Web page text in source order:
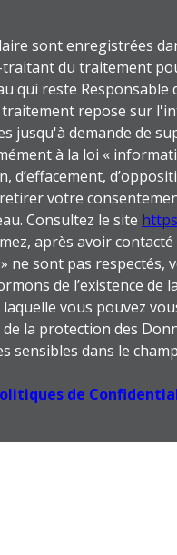
sont enregistrées
du traitement
qui reste Responsable
repose sur
jusqu'à demande de
à la loi «
d’effacement,
votre
Consultez le site
après avoir contacté
sont pas respectés,
de l’existence de
vous pouvez
de la protection des
sensibles dans le
de